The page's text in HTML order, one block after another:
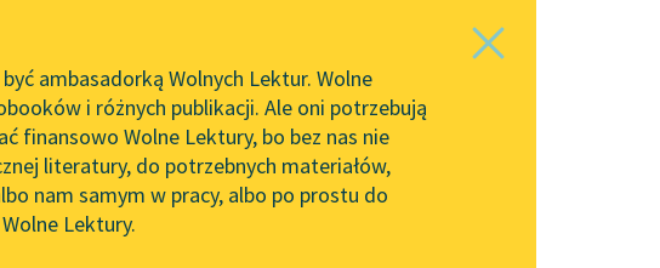
PMH
Wolnych Lektur
Zasady wykorzystania
Wolnych Lektur
Logotypy
Materiały promocyjne
ambasadorką Wolnych Lektur. Wolne
i różnych publikacji. Ale oni potrzebują
finansowo Wolne Lektury, bo bez nas nie
literatury, do potrzebnych materiałów,
nam samym w pracy, albo po prostu do
Lektury.
Sortuj: